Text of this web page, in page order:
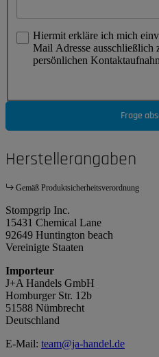
Hiermit erkläre ich mich
Mail Adresse ausschließlich
persönlichen
Frage
Herstellerangaben
Gemäß Produktsicherheitsverordnung
Stompgrip Inc.
15431 Chemical Lane
92649 Huntington beach
Vereinigte Staaten
Importeur
J+A Handels GmbH
Homburger Str. 12b
51588 Nümbrecht
Deutschland
E-Mail: team@ja-handel.de